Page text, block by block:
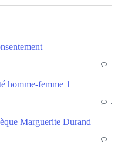
…
homme-femme 1
…
Marguerite Durand
…